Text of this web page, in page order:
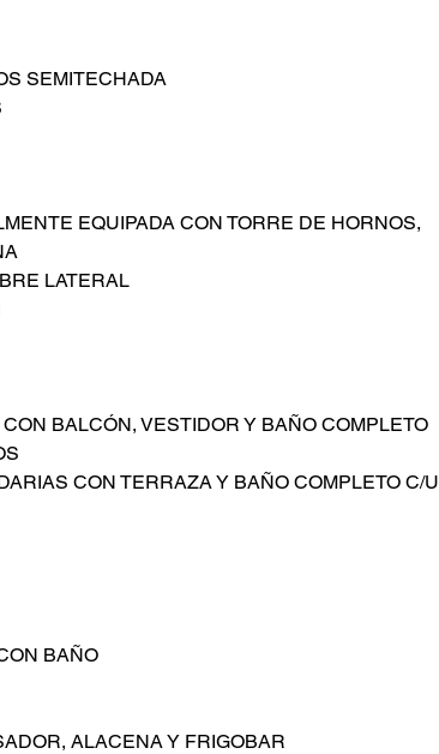
SEMITECHADA
EQUIPADA CON TORRE DE HORNOS,
LATERAL
BALCÓN, VESTIDOR Y BAÑO COMPLETO
CON TERRAZA Y BAÑO COMPLETO C/U
BAÑO
ALACENA Y FRIGOBAR